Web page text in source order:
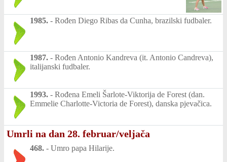
1985. - Rođen Diego Ribas da Cunha, brazilski fudbaler.
1987. - Rođen Antonio Kandreva (it. Antonio Candreva),
italijanski fudbaler.
1993. - Rođena Emeli Šarlote-Viktorija de Forest (dan.
Emmelie Charlotte-Victoria de Forest), danska pjevačica.
Umrli na dan 28. februar/veljača
468. - Umro papa Hilarije.